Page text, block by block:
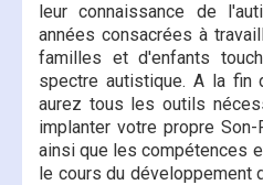
leur connaissance de
années consacrées à
familles et d'enfants
spectre autistique. A la fin
aurez tous les outils
implanter votre propre
ainsi que les compétences
le cours du développement